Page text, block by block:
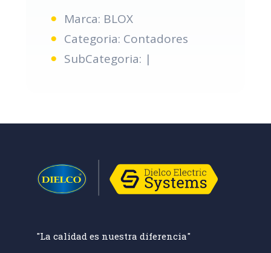
Marca: BLOX
Categoria: Contadores
SubCategoria: |
"La calidad es nuestra diferencia"